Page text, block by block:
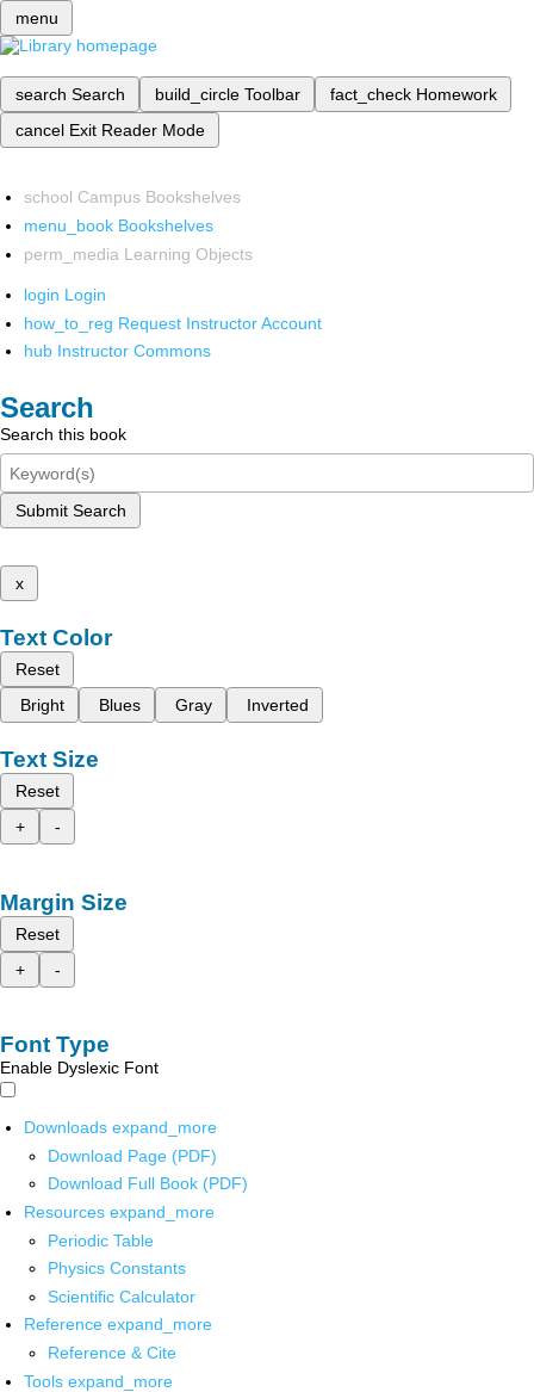
menu
search Search build_circle Toolbar fact_check Homework
cancel Exit Reader Mode
school Campus Bookshelves
menu_book Bookshelves
perm_media Learning Objects
login Login
how_to_reg Request Instructor Account
hub Instructor Commons
Search
Search this book
Submit Search
x
Text Color
Reset
Bright
Blues Gray Inverted
Text Size
Reset
+
-
Margin Size
Reset
+
-
Font Type
Enable Dyslexic Font
Downloads expand_more
Download Page (PDF)
Download Full Book (PDF)
Resources expand_more
Periodic Table
Physics Constants
Scientific Calculator
Reference expand_more
Reference & Cite
Tools expand_more